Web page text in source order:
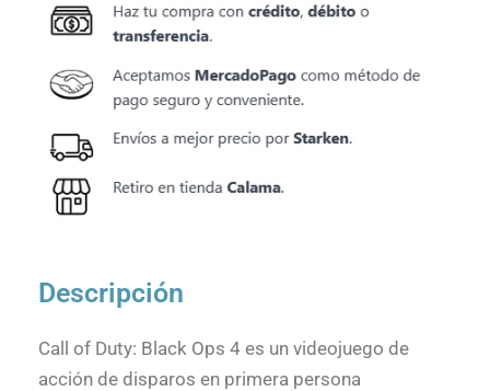
Descripción
Call of Duty: Black Ops 4 es un videojuego de
acción de disparos en primera persona